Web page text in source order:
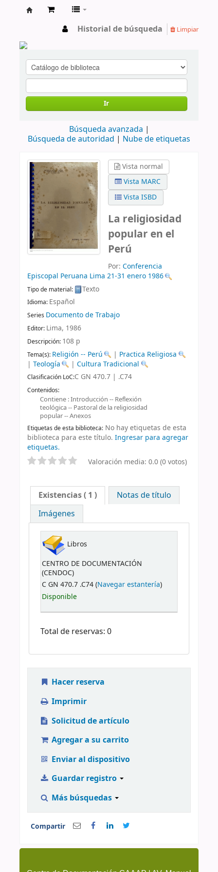
Historial de búsqueda Limpiar
Ir
Búsqueda avanzada
Búsqueda de autoridad
Nube de etiquetas
Vista normal
Vista MARC
Vista ISBD
La religiosidad
popular en el
Perú
Por: Conferencia
Episcopal Peruana Lima 21-31 enero 1986
Tipo de material: Texto
Idioma: Español
Series Documento de Trabajo
Editor: Lima, 1986
Descripción: 108 p
Tema(s): Religión -- Perú | Practica Religiosa
| Teología |Cultura Tradicional
Clasificación LoC:C GN 470.7 | .C74
Contenidos:
Contiene : Introducción -- Reflexión
teológica -- Pastoral de la religiosidad
popular -- Anexos
Etiquetas de esta biblioteca: No hay etiquetas de esta
biblioteca para este título. Ingresar para agregar
etiquetas.
Valoración media: 0.0 (0 votos)
Existencias( 1 )
Notas de título
Imágenes
Libros
CENTRO DE DOCUMENTACIÓN
(CENDOC)
C GN 470.7 .C74 (Navegar estantería)
Disponible
Total de reservas: 0
Hacer reserva
Imprimir
Solicitud de artículo
Agregar a su carrito
Enviar al dispositivo
Guardar registro
Más búsquedas
Compartir